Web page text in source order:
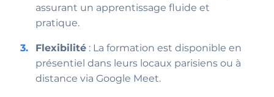
assurant un apprentissage fluide et
pratique.
Flexibilité : La formation est disponible en
présentiel dans leurs locaux parisiens ou à
distance via Google Meet.